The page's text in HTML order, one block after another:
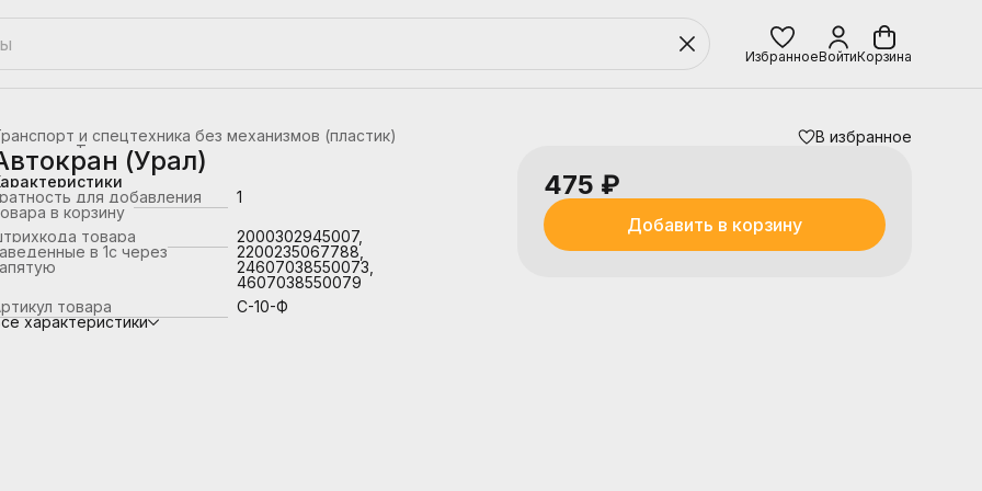
ИзбранноеВойтиКорзина
и спецтехника без механизмов (пластик)
Транспорт(Урал)
для добавления
в корзину
1
товара
в 1с через
2000302945007,
2200235067788,
24607038550073,
4607038550079
товара
С-10-Ф
характеристики
В избранное
475 ₽
Добавить в корзину